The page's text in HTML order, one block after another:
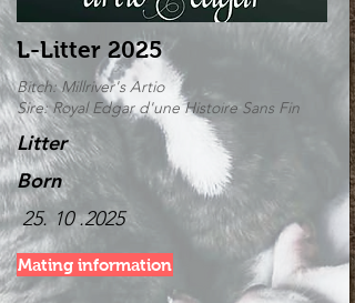
L-Litter 2025
Bitch: Millriver'sArtio
Sire: Royal Edgar d'une Histoire Sans Fin
Litter
Born
25. 10 .2025
Mating information